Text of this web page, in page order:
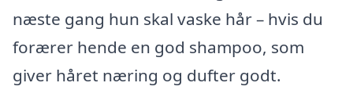
næste gang hun skal vaske hår – hvis du
forærer hende en god shampoo, som
giver håret næring og dufter godt.